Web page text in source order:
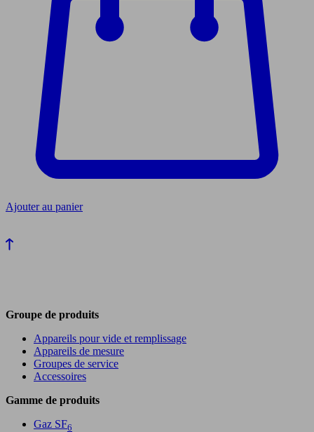
Ajouter au panier
Groupe de produits
Appareils pour vide et remplissage
Appareils de mesure
Groupes de service
Accessoires
Gamme de produits
Gaz SF6